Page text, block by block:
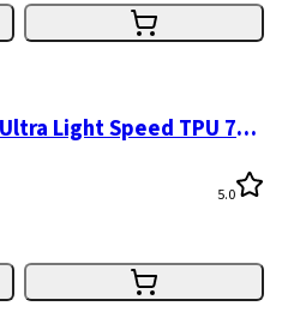
Vittoria Chambre à air Ultra Light Speed TPU 700c 25-30c valve presta 60 mm RVC
5.0